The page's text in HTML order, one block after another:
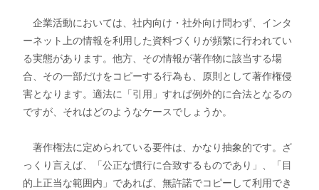
企業活動においては、社内向け・社外向け問わず、インタ
ーネット上の情報を利用した資料づくりが頻繁に行われてい
る実態があります。他方、その情報が著作物に該当する場
合、その一部だけをコピーする行為も、原則として著作権侵
害となります。適法に「引用」すれば例外的に合法となるの
ですが、それはどのようなケースでしょうか。
著作権法に定められている要件は、かなり抽象的です。ざ
っくり言えば、「公正な慣行に合致するものであり」、「目
的上正当な範囲内」であれば、無許諾でコピーして利用でき